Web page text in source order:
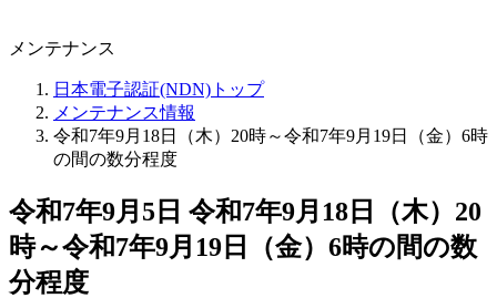
メンテナンス
日本電子認証(NDN)トップ
メンテナンス情報
令和7年9月18日（木）20時～令和7年9月19日（金）6時
の間の数分程度
令和7年9月5日 令和7年9月18日（木）20
時～令和7年9月19日（金）6時の間の数
分程度